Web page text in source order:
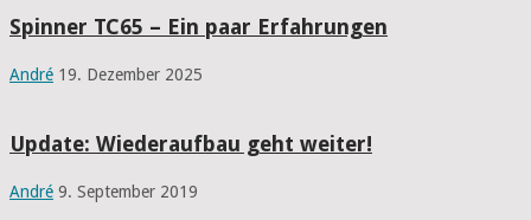
Spinner TC65 – Ein paar Erfahrungen
André 19. Dezember 2025
Update: Wiederaufbau geht weiter!
André 9. September 2019